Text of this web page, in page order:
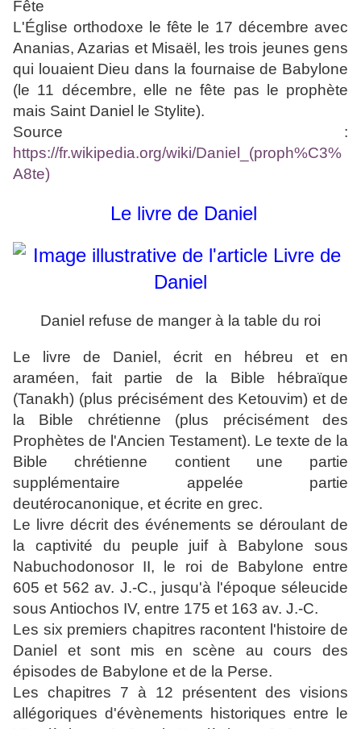
Fête
L'Église orthodoxe le fête le 17 décembre avec
Ananias, Azarias et Misaël, les trois jeunes gens
qui louaient Dieu dans la fournaise de Babylone
(le 11 décembre, elle ne fête pas le prophète
mais Saint Daniel le Stylite).
Source :
https://fr.wikipedia.org/wiki/Daniel_(proph%C3%
A8te)
Le livre de Daniel
Daniel refuse de manger à la table du roi
Le livre de Daniel, écrit en hébreu et en
araméen, fait partie de la Bible hébraïque
(Tanakh) (plus précisément des Ketouvim) et de
la Bible chrétienne (plus précisément des
Prophètes de l'Ancien Testament). Le texte de la
Bible chrétienne contient une partie
supplémentaire appelée partie
deutérocanonique, et écrite en grec.
Le livre décrit des événements se déroulant de
la captivité du peuple juif à Babylone sous
Nabuchodonosor II, le roi de Babylone entre
605 et 562 av. J.-C., jusqu'à l'époque séleucide
sous Antiochos IV, entre 175 et 163 av. J.-C.
Les six premiers chapitres racontent l'histoire de
Daniel et sont mis en scène au cours des
épisodes de Babylone et de la Perse.
Les chapitres 7 à 12 présentent des visions
allégoriques d'évènements historiques entre le